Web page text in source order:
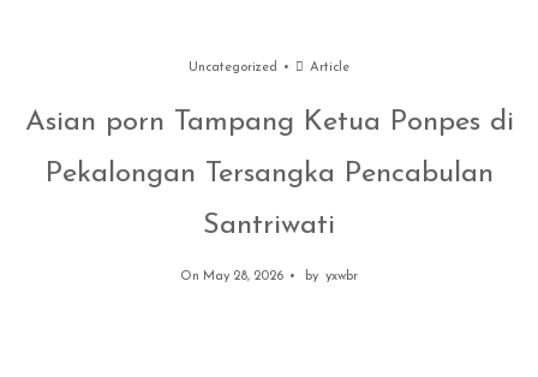
Uncategorized Article
Asian porn Tampang Ketua Ponpes di
Pekalongan Tersangka Pencabulan
Santriwati
On May 28, 2026 by yxwbr